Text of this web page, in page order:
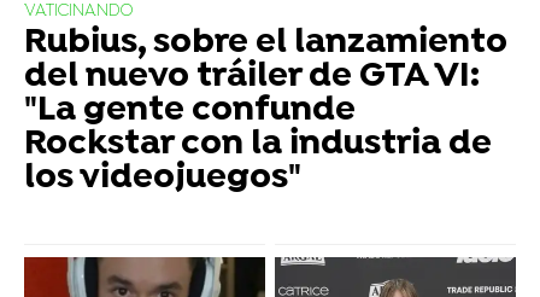
VATICINANDO
Rubius, sobre el lanzamiento
del nuevo tráiler de GTA VI:
"La gente confunde
Rockstar con la industria de
los videojuegos"